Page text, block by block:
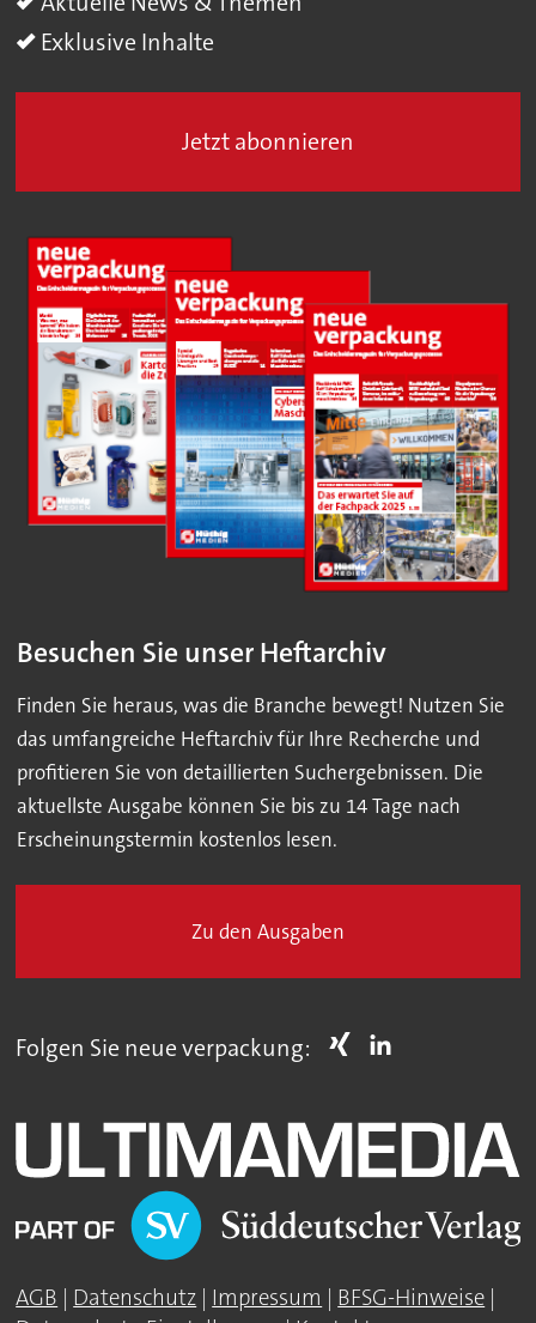
Exklusive Inhalte
Jetzt abonnieren
Besuchen Sie unser Heftarchiv
Finden Sie heraus, was die Branche bewegt! Nutzen Sie
das umfangreiche Heftarchiv für Ihre Recherche und
profitieren Sie von detaillierten Suchergebnissen. Die
aktuellste Ausgabe können Sie bis zu 14 Tage nach
Erscheinungstermin kostenlos lesen.
Zu den Ausgaben
Folgen Sie neue verpackung:
AGB | Datenschutz | Impressum | BFSG-Hinweise |